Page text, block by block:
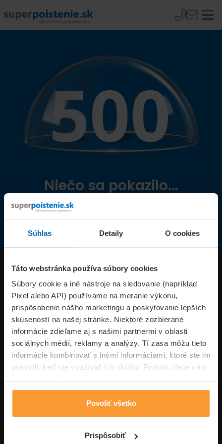
Súhlas Detaily O cookies
Táto webstránka používa súbory cookies
Súbory cookie a iné nástroje na sledovanie (napríklad
Pixel alebo API) používame na meranie výkonu,
prispôsobenie nášho marketingu a poskytovanie lepších
skúseností na našej stránke. Niektoré zozbierané
informácie zdieľame aj s našimi partnermi v oblasti
sociálnych médií, reklamy a analýzy. Tí zasa môžu tieto
informácie kombinovať s inými informáciami, ktoré ste im
poskytli, keď ste využívali ich služby. Prosím, dajte nám
Povoliť všetko
Prispôsobiť
Niečo sa pokazilo...
Přejít na úvodní stránku
Produkty
Superpoistenie.sk
Informácie
Typy poistení
Volajte pon-pia: 09:00–17:00 hod
0850 100 101
Napíšte nám